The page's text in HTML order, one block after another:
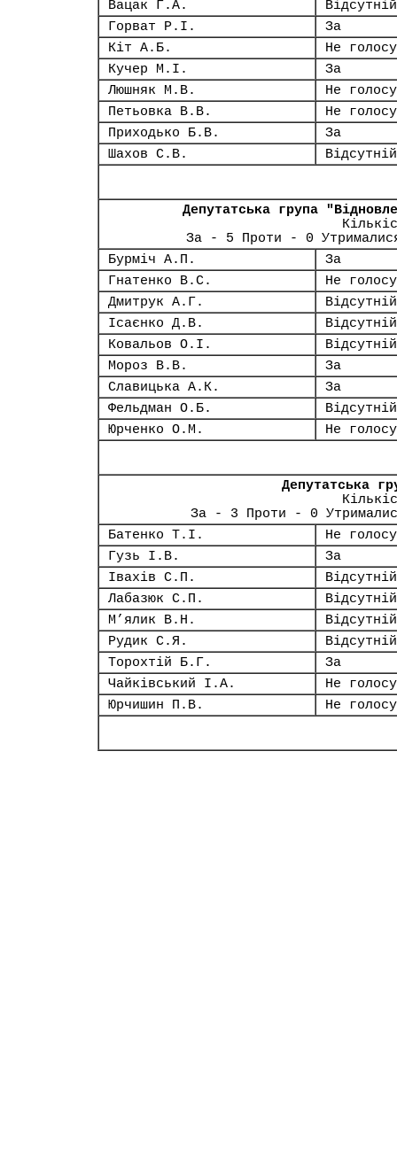
Вацак Г.А.
Відсутній
Горват Р.І.
За
Кіт А.Б.
Не
Кучер М.І.
За
Люшняк М.В.
Не
Петьовка В.В.
Не
Приходько Б.В.
За
Шахов С.В.
Відсутній
Депутатська група
За - 5 Проти - 0
Бурміч А.П.
За
Гнатенко В.С.
Не
Дмитрук А.Г.
Відсутній
Ісаєнко Д.В.
Відсутній
Ковальов О.І.
Відсутній
Мороз В.В.
За
Славицька А.К.
За
Фельдман О.Б.
Відсутній
Юрченко О.М.
Не
Депутатська
За - 3 Проти - 0
Батенко Т.І.
Не
Гузь І.В.
За
Івахів С.П.
Відсутній
Лабазюк С.П.
Відсутній
М’ялик В.Н.
Відсутній
Рудик С.Я.
Відсутній
Торохтій Б.Г.
За
Чайківський І.А.
Не
Юрчишин П.В.
Не